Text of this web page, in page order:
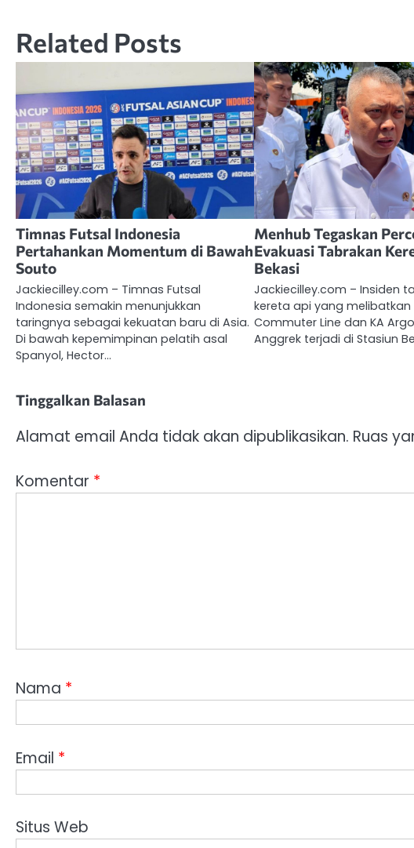
Related Posts
Timnas Futsal Indonesia
Pertahankan Momentum di Bawah
Souto
Jackiecilley.com – Timnas Futsal
Indonesia semakin menunjukkan
taringnya sebagai kekuatan baru di Asia.
Di bawah kepemimpinan pelatih asal
Spanyol, Hector…
Menhub Tegaskan
Evakuasi Tabrakan
Bekasi
Jackiecilley.com – Insiden
kereta api yang melibatkan
Commuter Line dan KA
Anggrek terjadi di Stasiun
Tinggalkan Balasan
Alamat email Anda tidak akan dipublikasikan. Ruas
Komentar *
Nama *
Email *
Situs Web